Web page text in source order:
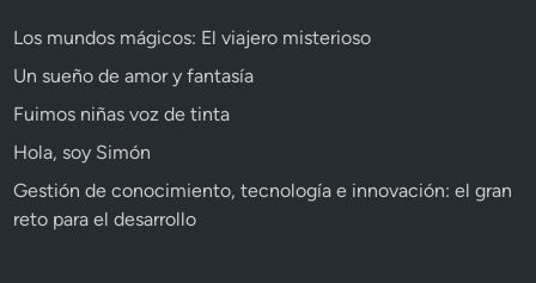
Los mundos mágicos: El viajero misterioso
Un sueño de amor y fantasía
Fuimos niñas voz de tinta
Hola, soy Simón
Gestión de conocimiento, tecnología e innovación: el gran
reto para el desarrollo